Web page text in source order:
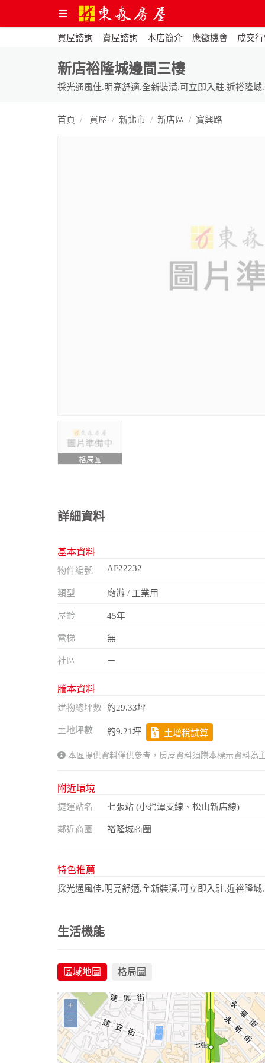
買屋諮詢 賣屋諮詢 本店簡介 應徵機會 成交
新店裕隆城邊間三樓
採光通風佳.明亮舒適.全新裝潢.可立即入駐.近裕隆城.
首頁 買屋 新北市 新店區 寶興路
格局圖
詳細資料
基本資料
物件編號 AF22232
類型 廠辦 / 工業用
屋齡 45年
電梯 無
社區 －
謄本資料
建物總坪數 約29.33坪
土地坪數 約9.21坪 土增稅試算
本區提供資料僅供參考，房屋資料須謄本標示資料為
附近環境
捷運站名 七張站 (小碧潭支線、松山新店線)
鄰近商圈 裕隆城商圈
特色推薦
採光通風佳.明亮舒適.全新裝潢.可立即入駐.近裕隆城.
生活機能
區域地圖 格局圖
+
−